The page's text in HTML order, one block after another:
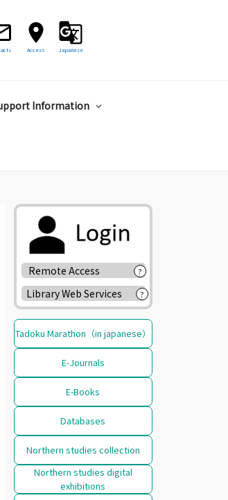
Access Japanese
Information
Remote Access ?
Library Web Services ?
Tadoku Marathon（in japanese）
E-Journals
E-Books
Databases
Northern studies collection
Northern studies digital
exhibitions